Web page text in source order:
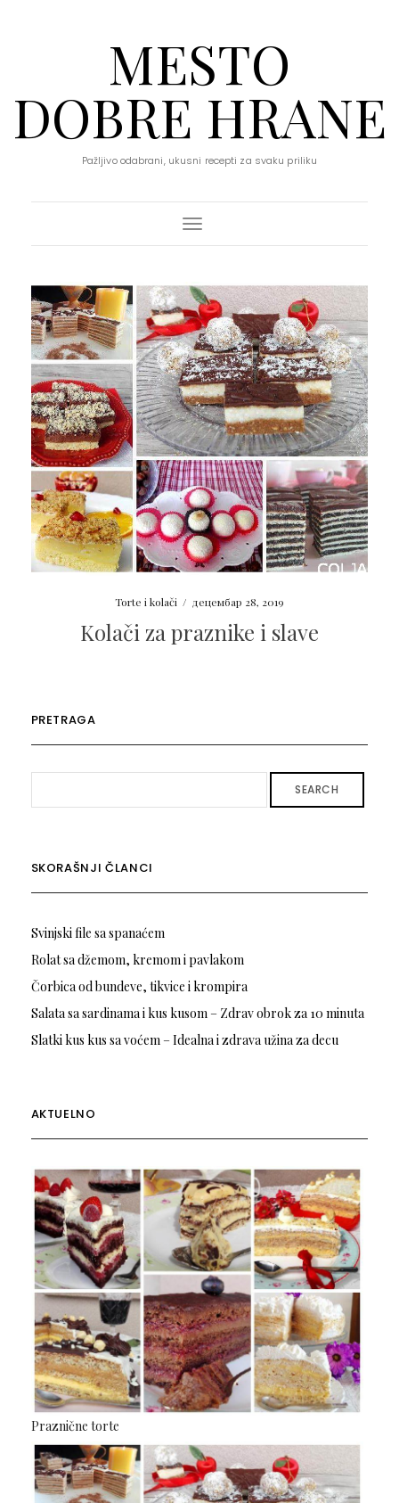
MESTO
DOBRE HRANE
Pažljivo odabrani, ukusni recepti za svaku priliku
Toggle Navigation
Torte i kolači / децембар 28, 2019
Kolači za praznike i slave
PRETRAGA
SEARCH
SKORAŠNJI ČLANCI
Svinjski file sa spanaćem
Rolat sa džemom, kremom i pavlakom
Čorbica od bundeve, tikvice i krompira
Salata sa sardinama i kus kusom – Zdrav obrok za 10 minuta
Slatki kus kus sa voćem – Idealna i zdrava užina za decu
AKTUELNO
Praznične torte